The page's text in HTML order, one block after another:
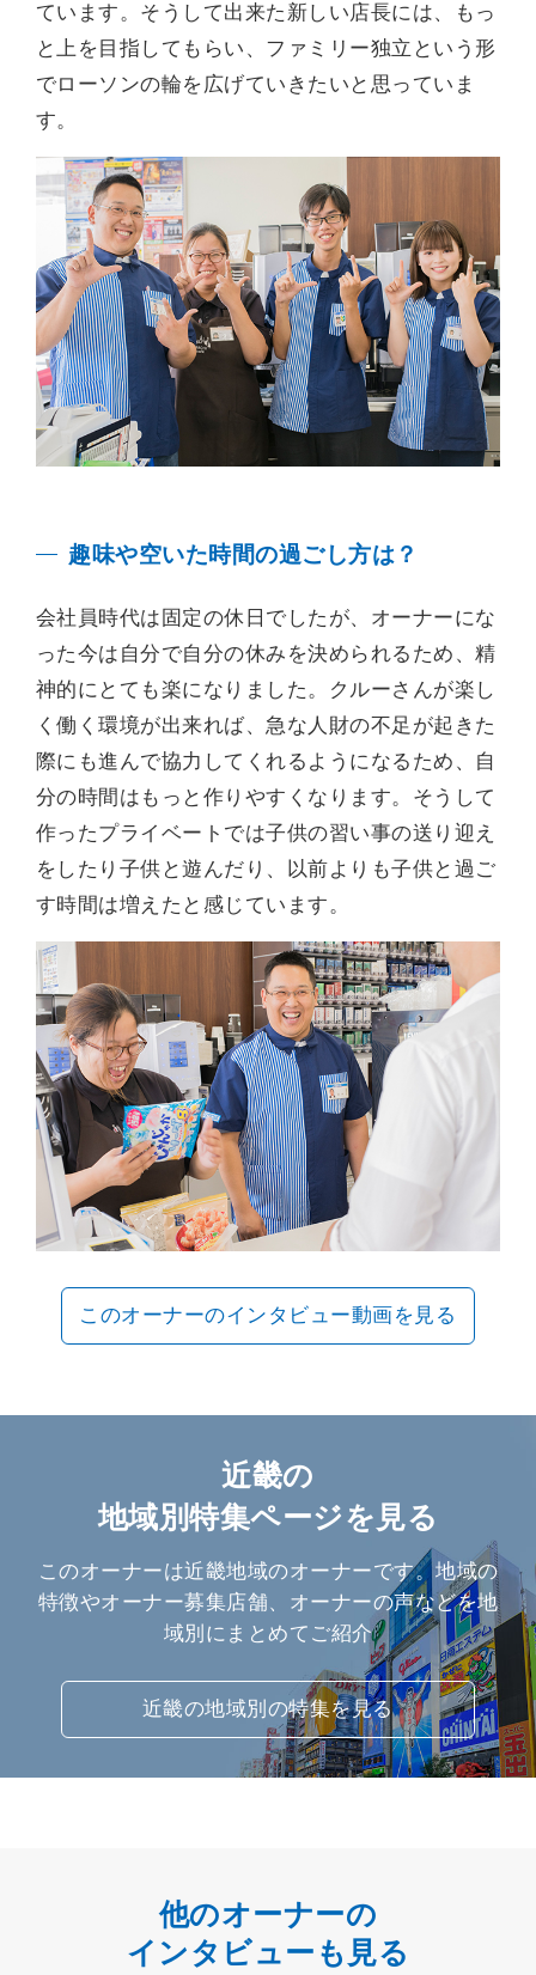
ています。そうして出来た新しい店長には、もっ
と上を目指してもらい、ファミリー独立という形
でローソンの輪を広げていきたいと思っていま
す。
趣味や空いた時間の過ごし方は？
会社員時代は固定の休日でしたが、オーナーにな
った今は自分で自分の休みを決められるため、精
神的にとても楽になりました。クルーさんが楽し
く働く環境が出来れば、急な人財の不足が起きた
際にも進んで協力してくれるようになるため、自
分の時間はもっと作りやすくなります。そうして
作ったプライベートでは子供の習い事の送り迎え
をしたり子供と遊んだり、以前よりも子供と過ご
す時間は増えたと感じています。
このオーナーのインタビュー動画を見る
近畿の
地域別特集ページを見る
このオーナーは近畿地域のオーナーです。地域の
特徴やオーナー募集店舗、オーナーの声などを地
域別にまとめてご紹介
近畿の地域別の特集を見る
他のオーナーの
インタビューも見る